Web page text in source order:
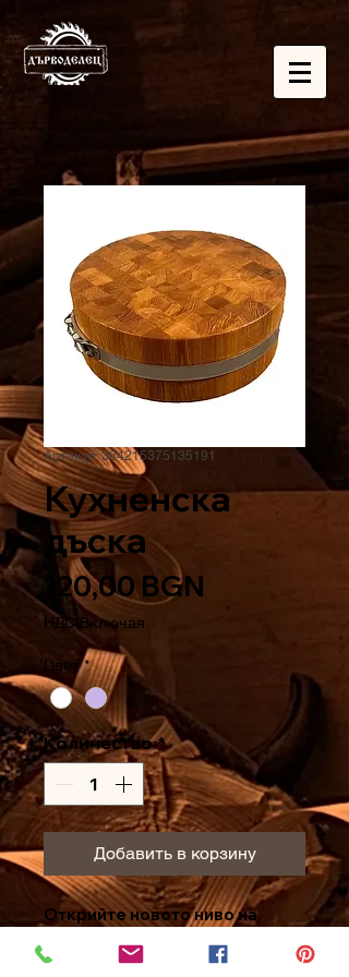
Артикул: 364215375135191
Кухненска
дъска
120,00 BGN
НДС Включая
Цвет *
Количество *
Добавить в корзину
Открийте новото ниво на
удобство с нашата
кухненска
дъска
, съчетание от